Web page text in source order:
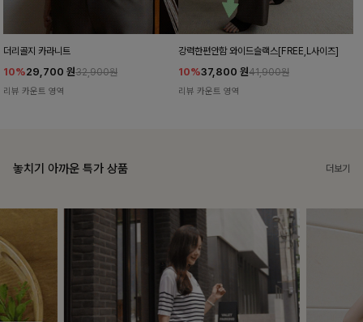
더리골지 카라니트
10%29,700 원32,900원
리뷰 카운트 영역
강력한편안함 와이드슬랙스[FREE,L사이즈]
10%37,800 원41,900원
리뷰 카운트 영역
놓치기 아까운 특가 상품 더보기